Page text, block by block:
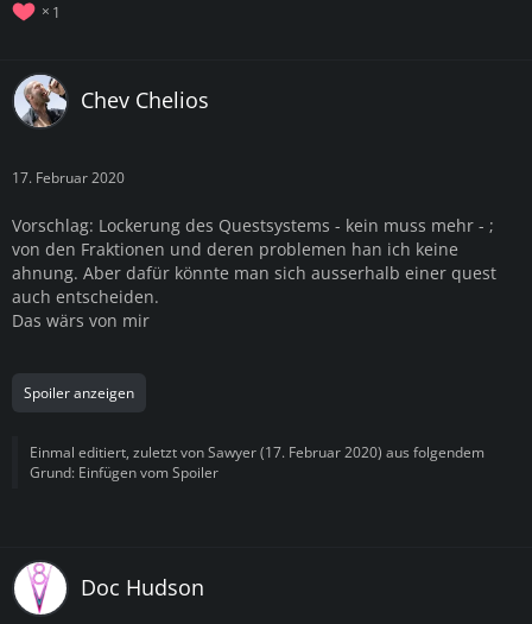
1
Chev Chelios
17. Februar 2020
Vorschlag: Lockerung des Questsystems - kein muss mehr - ;
von den Fraktionen und deren problemen han ich keine
ahnung. Aber dafür könnte man sich ausserhalb einer quest
auch entscheiden.
Das wärs von mir
Spoiler anzeigen
Einmal editiert, zuletzt vonSawyer(17. Februar 2020) aus folgendem
Grund: Einfügen vom Spoiler
Doc Hudson